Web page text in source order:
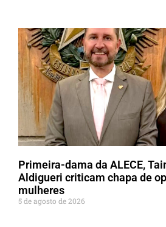
Primeira-dama da ALECE,
Aldigueri criticam chapa de
mulheres
5 de agosto de 2026